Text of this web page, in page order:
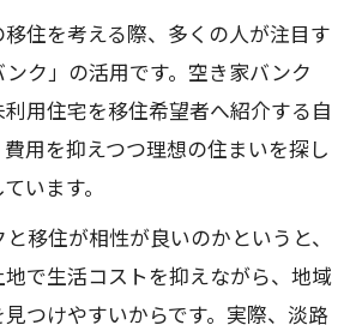
住を考える際、多くの人が注目す
ク」の活用です。空き家バンク
用住宅を移住希望者へ紹介する自
用を抑えつつ理想の住まいを探し
います。
移住が相性が良いのかというと、
で生活コストを抑えながら、地域
つけやすいからです。実際、淡路